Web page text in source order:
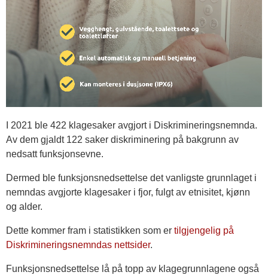
I 2021 ble 422 klagesaker avgjort i Diskrimineringsnemnda.
Av dem gjaldt 122 saker diskriminering på bakgrunn av
nedsatt funksjonsevne.
Dermed ble funksjonsnedsettelse det vanligste grunnlaget i
nemndas avgjorte klagesaker i fjor, fulgt av etnisitet, kjønn
og alder.
Dette kommer fram i statistikken som er tilgjengelig på
Diskrimineringsnemndas nettsider.
Funksjonsnedsettelse lå på topp av klagegrunnlagene også